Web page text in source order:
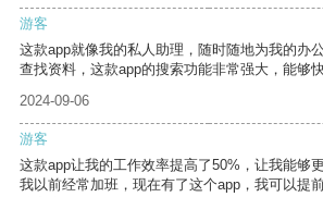
游客
这款app就像我的私人助理，随时随地为我的办
查找资料，这款app的搜索功能非常强大，能够
2024-09-06
游客
这款app让我的工作效率提高了50%，让我能够
我以前经常加班，现在有了这个app，我可以提